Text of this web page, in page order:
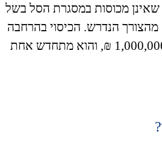
שאינן מכוסות במסגרת הסל בשל
מהצורך הנדרש. הכיסוי בהרחבה
זו הינו עד לסכום של 1,000,000 ₪, והוא מתחדש אחת